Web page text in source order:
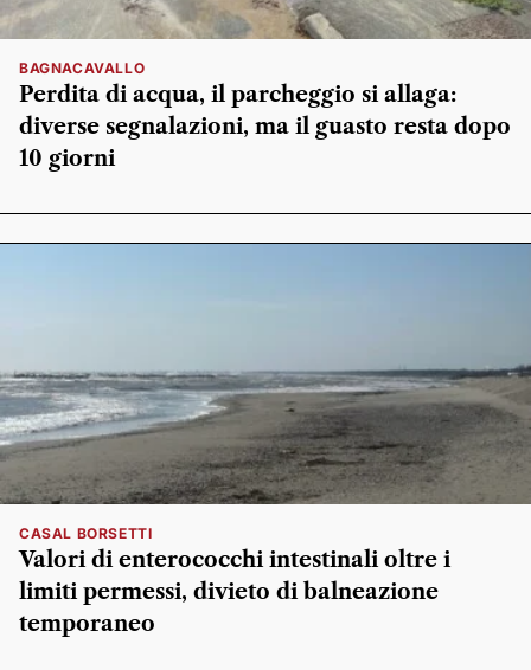
BAGNACAVALLO
Perdita di acqua, il parcheggio si allaga:
diverse segnalazioni, ma il guasto resta dopo
10 giorni
CASAL BORSETTI
Valori di enterococchi intestinali oltre i
limiti permessi, divieto di balneazione
temporaneo